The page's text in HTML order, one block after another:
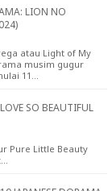
LION NO
atau Light of My
musim gugur
11…
SO BEAUTIFUL
Pure Little Beauty